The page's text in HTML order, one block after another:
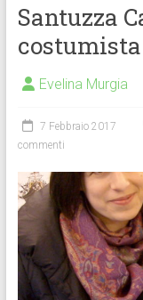
Santuzza
Evelina Murgia
7 Febbraio 2017
commenti